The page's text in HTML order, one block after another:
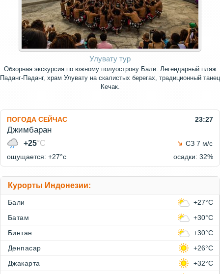
Улувату тур
Обзорная экскурсия по южному полуострову Бали. Легендарный пляж
Паданг-Паданг, храм Улувату на скалистых берегах, традиционный танец
Кечак.
ПОГОДА СЕЙЧАС 23:27
Джимбаран
+25°C
СЗ 7 м/с
ощущается: +27°c
осадки: 32%
Курорты Индонезии:
Бали
+27°C
Батам
+30°C
Бинтан
+30°C
Денпасар
+26°C
Джакарта
+32°C